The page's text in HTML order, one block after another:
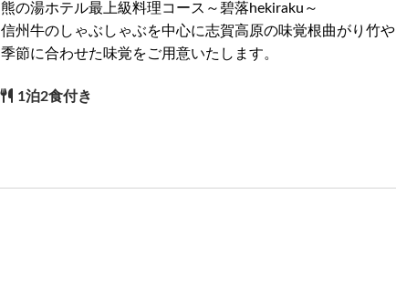
熊の湯ホテル最上級料理コース～碧落hekiraku～
信州牛のしゃぶしゃぶを中心に志賀高原の味覚根曲がり竹や
季節に合わせた味覚をご用意いたします。
1泊2食付き